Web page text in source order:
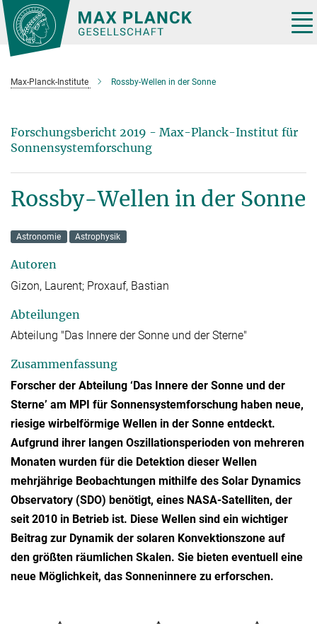
Hauptinhalt
Max-Planck-Institute Rossby-Wellen in der Sonne
Forschungsbericht 2019 - Max-Planck-Institut für
Sonnensystemforschung
Rossby-Wellen in der Sonne
Astronomie Astrophysik
Autoren
Gizon, Laurent; Proxauf, Bastian
Abteilungen
Abteilung "Das Innere der Sonne und der Sterne"
Zusammenfassung
Forscher der Abteilung ‘Das Innere der Sonne und der
Sterne’ am MPI für Sonnensystemforschung haben neue,
riesige wirbelförmige Wellen in der Sonne entdeckt.
Aufgrund ihrer langen Oszillationsperioden von mehreren
Monaten wurden für die Detektion dieser Wellen
mehrjährige Beobachtungen mithilfe des Solar Dynamics
Observatory (SDO) benötigt, eines NASA-Satelliten, der
seit 2010 in Betrieb ist. Diese Wellen sind ein wichtiger
Beitrag zur Dynamik der solaren Konvektionszone auf
den größten räumlichen Skalen. Sie bieten eventuell eine
neue Möglichkeit, das Sonneninnere zu erforschen.